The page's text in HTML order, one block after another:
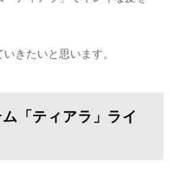
きたいと思います。
「ティアラ」ライ